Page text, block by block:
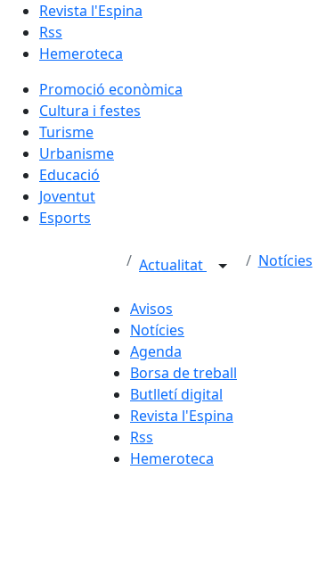
Revista l'Espina
Rss
Hemeroteca
Promoció econòmica
Cultura i festes
Turisme
Urbanisme
Educació
Joventut
Esports
Actualitat Notícies
Avisos
Notícies
Agenda
Borsa de treball
Butlletí digital
Revista l'Espina
Rss
Hemeroteca